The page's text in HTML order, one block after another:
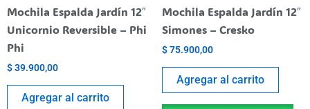
Mochila Espalda Jardín 12″
Unicornio Reversible – Phi
Phi
$39.900,00
Agregar al carrito
Mochila Espalda Jardín 12″
Simones – Cresko
$75.900,00
Agregar al carrito